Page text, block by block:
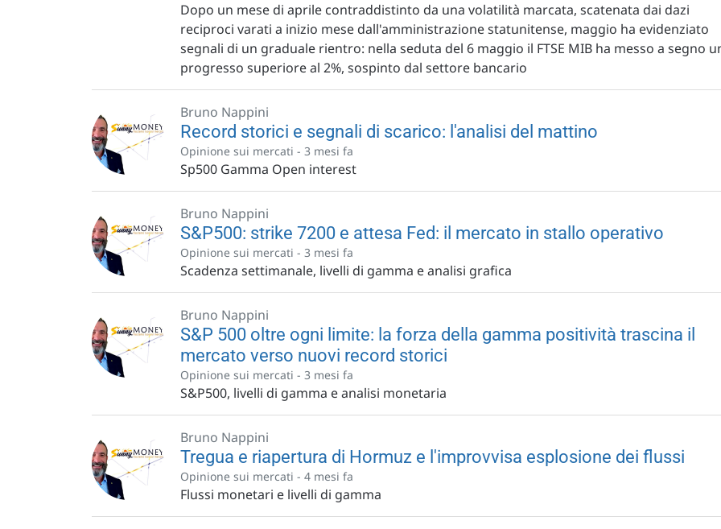
Dopo un mese di aprile contraddistinto da una volatilità marcata, scatenata dai dazi
reciproci varati a inizio mese dall'amministrazione statunitense, maggio ha evidenziato
segnali di un graduale rientro: nella seduta del 6 maggio il FTSE MIB ha messo a segno
progresso superiore al 2%, sospinto dal settore bancario
Bruno Nappini
Record storici e segnali di scarico: l'analisi del mattino
Opinione sui mercati - 3 mesi fa
Sp500 Gamma Open interest
Bruno Nappini
S&P500: strike 7200 e attesa Fed: il mercato in stallo operativo
Opinione sui mercati - 3 mesi fa
Scadenza settimanale, livelli di gamma e analisi grafica
Bruno Nappini
S&P 500 oltre ogni limite: la forza della gamma positività trascina il
mercato verso nuovi record storici
Opinione sui mercati - 3 mesi fa
S&P500, livelli di gamma e analisi monetaria
Bruno Nappini
Tregua e riapertura di Hormuz e l'improvvisa esplosione dei flussi
Opinione sui mercati - 4 mesi fa
Flussi monetari e livelli di gamma